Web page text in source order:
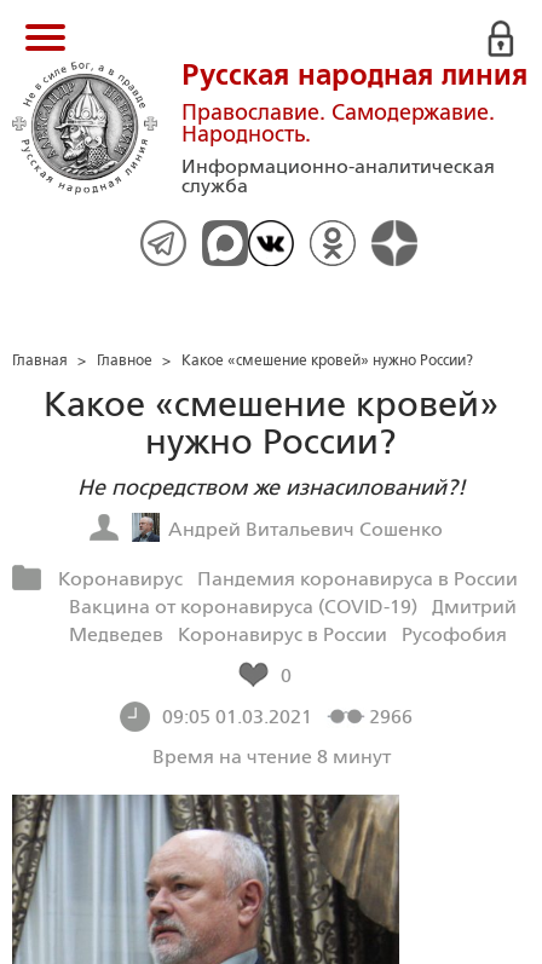
Русская народная линия
Православие. Самодержавие.
Народность.
Информационно-аналитическая
служба
Главная > Главное > Какое «смешение кровей» нужно России?
Какое «смешение кровей»
нужно России?
Не посредством же изнасилований?!
Андрей Витальевич Сошенко
Коронавирус
Пандемия коронавируса в России
Вакцина от коронавируса (COVID-19)
Дмитрий
Медведев
Коронавирус в России
Русофобия
0
09:05 01.03.2021
2966
Время на чтение 8 минут